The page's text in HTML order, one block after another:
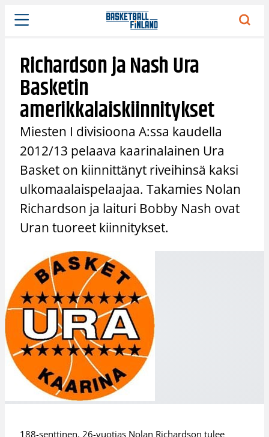
Siirry
sisältöön
Richardson ja Nash Ura
Basketin
amerikkalaiskiinnitykset
Miesten I divisioona A:ssa kaudella
2012/13 pelaava kaarinalainen Ura
Basket on kiinnittänyt riveihinsä kaksi
ulkomaalaispelaajaa. Takamies Nolan
Richardson ja laituri Bobby Nash ovat
Uran tuoreet kiinnitykset.
188-senttinen, 26-vuotias Nolan Richardson tulee